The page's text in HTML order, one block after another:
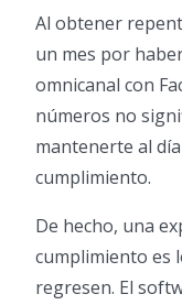
Al obtener
un mes por
omnicanal con
números no
mantenerte al
cumplimiento.
De hecho, una
cumplimiento es
regresen. El